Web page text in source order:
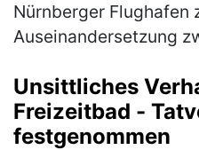
Nürnberger Flughafen
Auseinandersetzung
anstehenden Flug
(mehr)
Unsittliches
Freizeitbad -
festgenommen